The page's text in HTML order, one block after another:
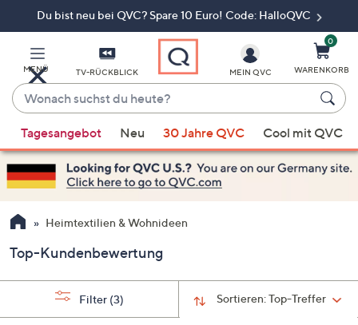
Du bist neu bei QVC? Spare 10 Euro! Code: HalloQVC
MENÜ TV-RÜCKBLICK
Wonach
suchst
du
heute?
Vorschläge
verfügbar
sind,
verwenden
Sie
Pfeiltasten
nach
und
MEIN QVC
0
WARENKORB
Tagesangebot Neu 30 Jahre QVC Cool mit QVC
Heimtextilien & Wohnideen
Top-Kundenbewertung
Sortieren:Top-Treffer
Filter (3)